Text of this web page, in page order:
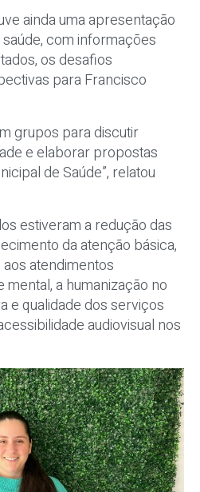
ainda uma apresentação
com informações
os desafios
para Francisco
grupos para discutir
e elaborar propostas
de Saúde”, relatou
estiveram a redução das
da atenção básica,
atendimentos
mental, a humanização no
e qualidade dos serviços
audiovisual nos